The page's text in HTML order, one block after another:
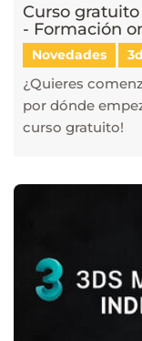
Curso
- Formación
Novedades
¿Quieres
por dónde
curso gratuito!